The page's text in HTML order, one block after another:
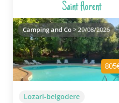
Saint florent
Camping and Co> 29/08/2026
Lozari-belgodere